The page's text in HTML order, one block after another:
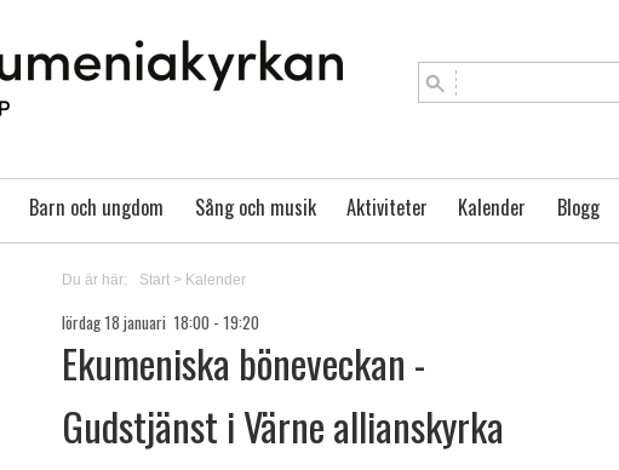
Barn och ungdom Sång och musik Aktiviteter Kalender Blogg
Du är här: Start> Kalender
lördag 18 januari 18:00 - 19:20
Ekumeniska böneveckan -
Gudstjänst i Värne allianskyrka